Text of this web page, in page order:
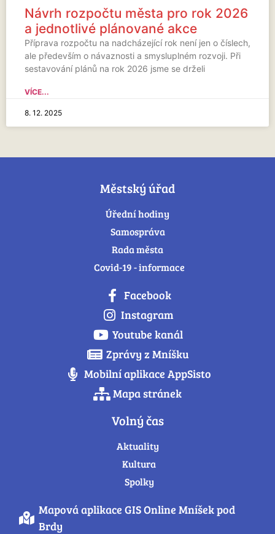
Návrh rozpočtu města pro rok 2026
a jednotlivé plánované akce
Příprava rozpočtu na nadcházející rok není jen o číslech,
ale především o návaznosti a smysluplném rozvoji. Při
sestavování plánů na rok 2026 jsme se drželi
VÍCE...
8. 12. 2025
Městský úřad
Úřední hodiny
Samospráva
Rada města
Covid-19 - informace
Facebook
Instagram
Youtube kanál
Zprávy z Mníšku
Mobilní aplikace AppSisto
Mapa stránek
Volný čas
Aktuality
Kultura
Spolky
Mapová aplikace GIS Online Mníšek pod
Brdy